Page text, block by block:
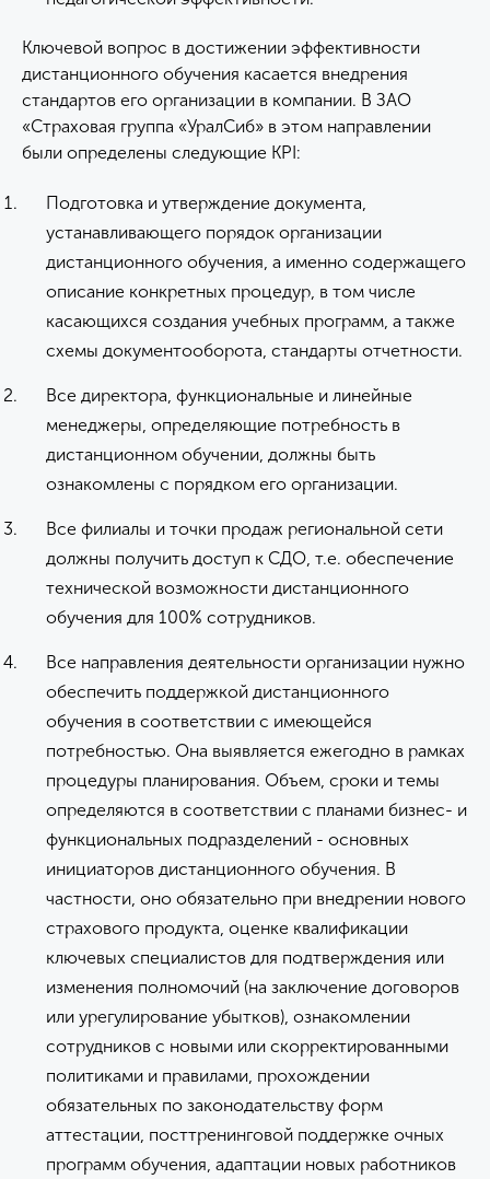
Ключевой вопрос в достижении эффективности
дистанционного обучения касается внедрения
стандартов его организации в компании. В ЗАО
«Страховая группа «УралСиб» в этом направлении
были определены следующие KPI:
Подготовка и утверждение документа,
устанавливающего порядок организации
дистанционного обучения, а именно содержащего
описание конкретных процедур, в том числе
касающихся создания учебных программ, а также
схемы документооборота, стандарты отчетности.
Все директора, функциональные и линейные
менеджеры, определяющие потребность в
дистанционном обучении, должны быть
ознакомлены с порядком его организации.
Все филиалы и точки продаж региональной сети
должны получить доступ к СДО, т.е. обеспечение
технической возможности дистанционного
обучения для 100% сотрудников.
Все направления деятельности организации нужно
обеспечить поддержкой дистанционного
обучения в соответствии с имеющейся
потребностью. Она выявляется ежегодно в рамках
процедуры планирования. Объем, сроки и темы
определяются в соответствии с планами бизнес- и
функциональных подразделений - основных
инициаторов дистанционного обучения. В
частности, оно обязательно при внедрении нового
страхового продукта, оценке квалификации
ключевых специалистов для подтверждения или
изменения полномочий (на заключение договоров
или урегулирование убытков), ознакомлении
сотрудников с новыми или скорректированными
политиками и правилами, прохождении
обязательных по законодательству форм
аттестации, посттренинговой поддержке очных
программ обучения, адаптации новых работников